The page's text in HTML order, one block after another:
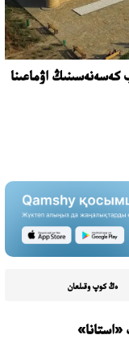
كەسەنەسىنىڭ اۋماعىنا
ەڭ كوپ وقىلعان
«استانا»